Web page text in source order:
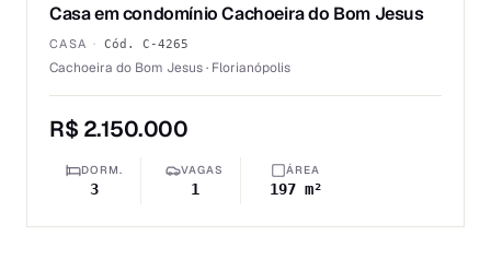
VENDA
Casa em condomínio Cachoeira do Bom Jesus
CASA · Cód. C-4265
Cachoeira do Bom Jesus · Florianópolis
R$ 2.150.000
DORM.
3
VAGAS
1
ÁREA
197 m²